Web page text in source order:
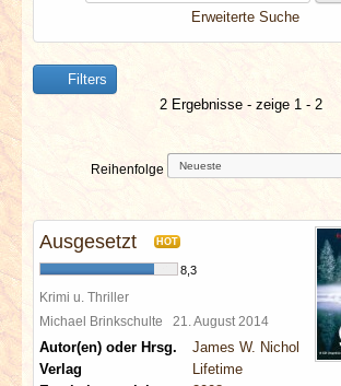
NEWS & DATES
BERICHTE
VERLOSUNGEN
SPECIALS
REDAKTION
LINKS
Erweiterte Suche
Filters
2 Ergebnisse - zeige 1 - 2
Reihenfolge
Ausgesetzt HOT
8,3
Krimi u. Thriller
Michael Brinkschulte 21. August 2014
Autor(en) oder Hrsg.
James W. Nichol
Verlag
Lifetime